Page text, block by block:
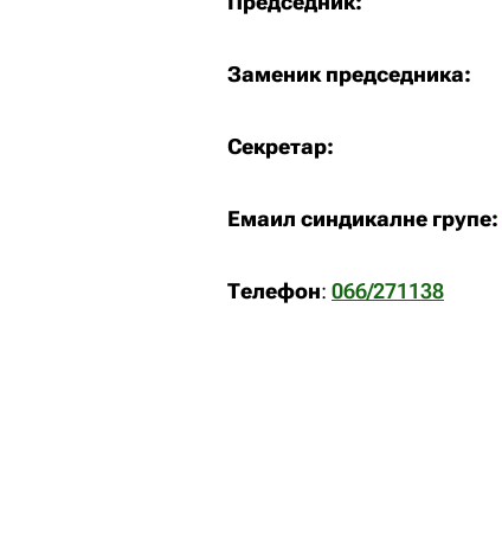
Заменик председника:
Секретар:
Емаил синдикалне групе:
Телефон: 066/271138